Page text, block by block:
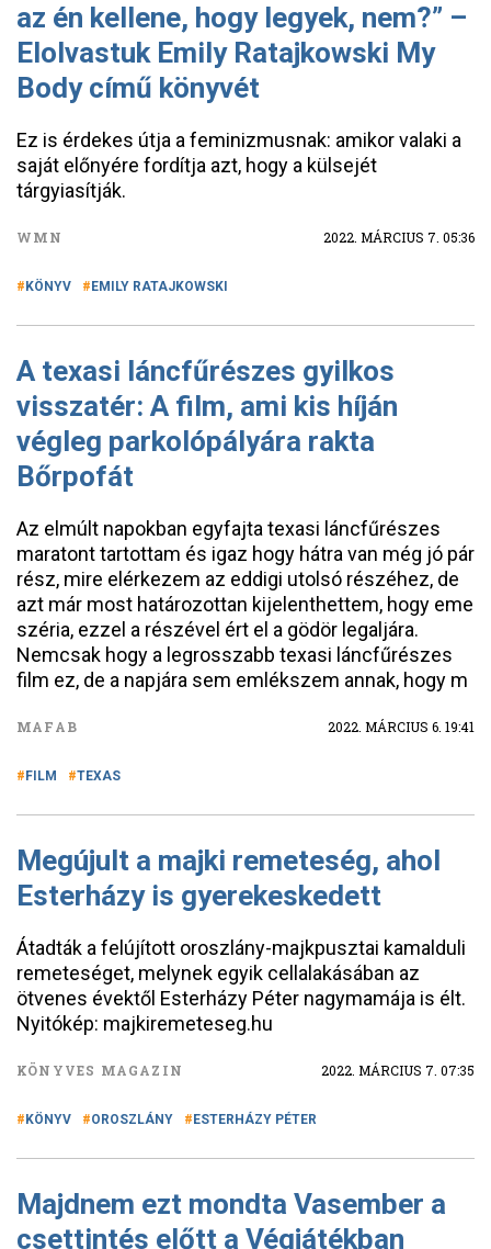
az én kellene, hogy legyek, nem?” –
Elolvastuk Emily Ratajkowski My
Body című könyvét
Ez is érdekes útja a feminizmusnak: amikor valaki a
saját előnyére fordítja azt, hogy a külsejét
tárgyiasítják.
WMN 2022. MÁRCIUS 7. 05:36
KÖNYV EMILY RATAJKOWSKI
A texasi láncfűrészes gyilkos
visszatér: A film, ami kis híján
végleg parkolópályára rakta
Bőrpofát
Az elmúlt napokban egyfajta texasi láncfűrészes
maratont tartottam és igaz hogy hátra van még jó pár
rész, mire elérkezem az eddigi utolsó részéhez, de
azt már most határozottan kijelenthettem, hogy eme
széria, ezzel a részével ért el a gödör legaljára.
Nemcsak hogy a legrosszabb texasi láncfűrészes
film ez, de a napjára sem emlékszem annak, hogy m
MAFAB 2022. MÁRCIUS 6. 19:41
FILM TEXAS
Megújult a majki remeteség, ahol
Esterházy is gyerekeskedett
Átadták a felújított oroszlány-majkpusztai kamalduli
remeteséget, melynek egyik cellalakásában az
ötvenes évektől Esterházy Péter nagymamája is élt.
Nyitókép: majkiremeteseg.hu
KÖNYVES MAGAZIN 2022. MÁRCIUS 7. 07:35
KÖNYV OROSZLÁNY ESTERHÁZY PÉTER
Majdnem ezt mondta Vasember a
csettintés előtt a Végjátékban